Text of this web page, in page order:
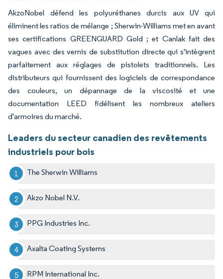
AkzoNobel défend les polyuréthanes durcis aux UV qui
éliminent les ratios de mélange ; Sherwin-Williams met en avant
ses certifications GREENGUARD Gold ; et Canlak fait des
vagues avec des vernis de substitution directe qui s'intègrent
parfaitement aux réglages de pistolets traditionnels. Les
distributeurs qui fournissent des logiciels de correspondance
des couleurs, un dépannage de la viscosité et une
documentation LEED fidélisent les nombreux ateliers
d'armoires du marché.
Leaders du secteur canadien des revêtements
industriels pour bois
The Sherwin Williams
Akzo Nobel N.V.
PPG Industries Inc.
Axalta Coating Systems
RPM International Inc.